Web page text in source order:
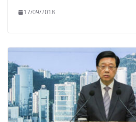
17/09/2018